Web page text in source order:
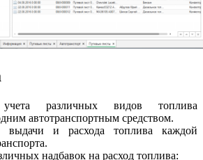
учета различных видов топлива
автотранспортным средством.
выдачи и расхода топлива каждой
надбавок на расход топлива: